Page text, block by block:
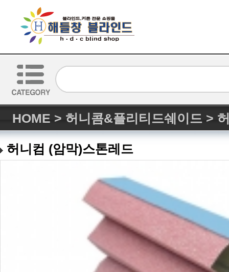
HOME > 허니콤&플리티드쉐이드 >
허니컴 (암막)스톤레드